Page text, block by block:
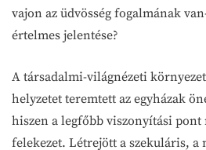
vajon az üdvösség fogalmának
értelmes jelentése?
A társadalmi-világnézeti
helyzetet teremtett az egyházak
hiszen a legfőbb viszonyítási
felekezet. Létrejött a szekuláris, a